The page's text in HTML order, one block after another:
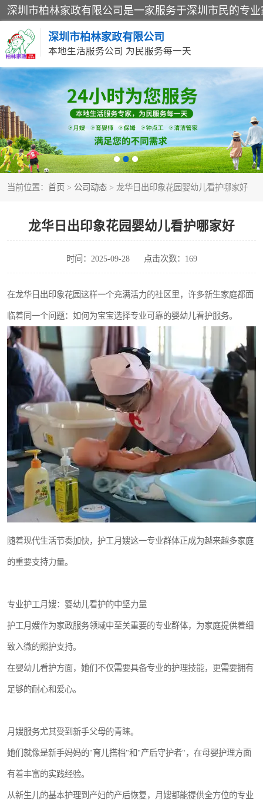
深圳市柏林家政有限公司
本地生活服务公司 为民服务每一天
当前位置： 首页 > 公司动态 > 龙华日出印象花园婴幼儿看护哪家好
龙华日出印象花园婴幼儿看护哪家好
时间：2025-09-28 点击次数：169
在龙华日出印象花园这样一个充满活力的社区里，许多新生家庭都面
临着同一个问题：如何为宝宝选择专业可靠的婴幼儿看护服务。
随着现代生活节奏加快，护工月嫂这一专业群体正成为越来越多家庭
的重要支持力量。
专业护工月嫂：婴幼儿看护的中坚力量
护工月嫂作为家政服务领域中至关重要的专业群体，为家庭提供着细
致入微的照护支持。
在婴幼儿看护方面，她们不仅需要具备专业的护理技能，更需要拥有
足够的耐心和爱心。
月嫂服务尤其受到新手父母的青睐。
她们就像是新手妈妈的"育儿搭档"和"产后守护者"，在母婴护理方面
有着丰富的实践经验。
从新生儿的基本护理到产妇的产后恢复，月嫂都能提供全方位的专业
家居保洁
家庭保姆